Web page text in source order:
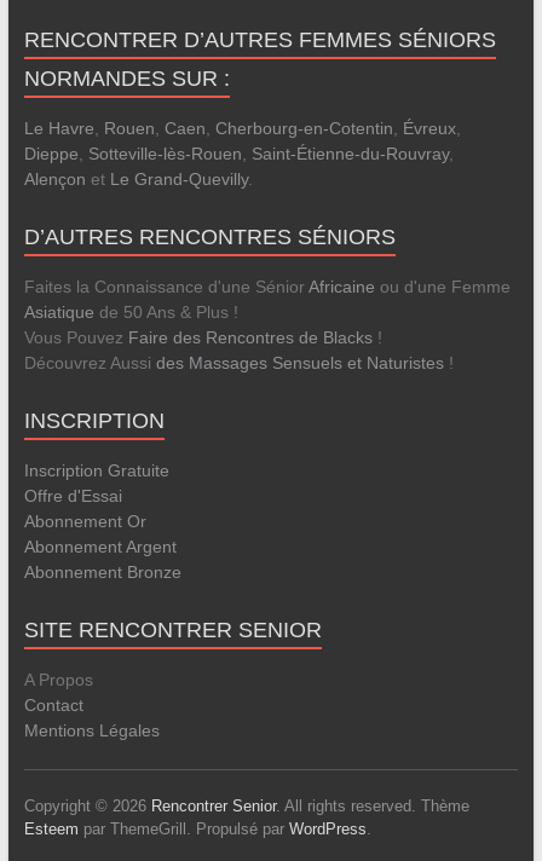
RENCONTRER D’AUTRES FEMMES SÉNIORS
NORMANDES SUR :
Le Havre Rouen Caen Cherbourg-en-Cotentin Évreux,
Dieppe
Sotteville-lès-Rouen Saint-Étienne-du-Rouvray,
Alençon et Le Grand-Quevilly.
D’AUTRES RENCONTRES SÉNIORS
Faites la Connaissance d'une SéniorAfricaine ou d'une Femme
Asiatique de 50 Ans & Plus !
Vous Pouvez Faire des Rencontres de Blacks!
Découvrez Aussi des Massages Sensuels et Naturistes!
INSCRIPTION
Inscription Gratuite
Offre d'Essai
Abonnement Or
Abonnement Argent
Abonnement Bronze
SITE RENCONTRER SENIOR
A Propos
Contact
Mentions Légales
Copyright © 2026 Rencontrer Senior. All rights reserved. Thème
Esteem par ThemeGrill. Propulsé par WordPress